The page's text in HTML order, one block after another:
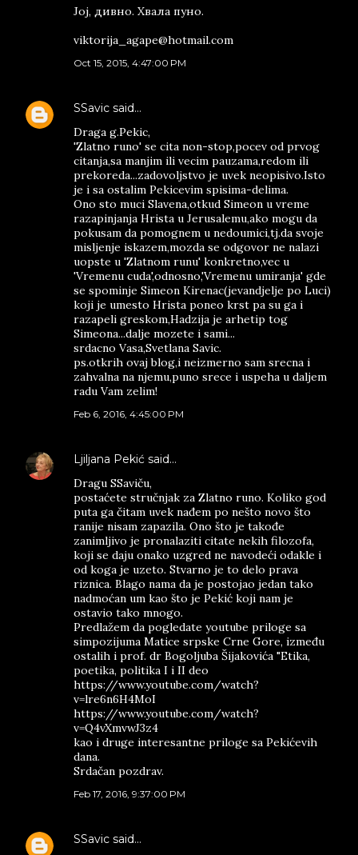
Јој, дивно. Хвала пуно.
viktorija_agape@hotmail.com
Oct 15, 2015, 4:47:00 PM
SSavic said…
Draga g.Pekic,
'Zlatno runo' se cita non-stop,pocev od prvog
citanja,sa manjim ili vecim pauzama,redom ili
prekoreda...zadovoljstvo je uvek neopisivo.Isto
je i sa ostalim Pekicevim spisima-delima.
Ono sto muci Slavena,otkud Simeon u vreme
razapinjanja Hrista u Jerusalemu,ako mogu da
pokusam da pomognem u nedoumici,tj.da svoje
misljenje iskazem,mozda se odgovor ne nalazi
uopste u 'Zlatnom runu' konkretno,vec u
'Vremenu cuda',odnosno,'Vremenu umiranja' gde
se spominje Simeon Kirenac(jevandjelje po Luci)
koji je umesto Hrista poneo krst pa su ga i
razapeli greskom,Hadzija je arhetip tog
Simeona...dalje mozete i sami...
srdacno Vasa,Svetlana Savic.
ps.otkrih ovaj blog,i neizmerno sam srecna i
zahvalna na njemu,puno srece i uspeha u daljem
radu Vam zelim!
Feb 6, 2016, 4:45:00 PM
Ljiljana Pekić said…
Dragu SSaviču,
postaćete stručnjak za Zlatno runo. Koliko god
puta ga čitam uvek nađem po nešto novo što
ranije nisam zapazila. Ono što je takođe
zanimljivo je pronalaziti citate nekih filozofa,
koji se daju onako uzgred ne navodeći odakle i
od koga je uzeto. Stvarno je to delo prava
riznica. Blago nama da je postojao jedan tako
nadmoćan um kao što je Pekić koji nam je
ostavio tako mnogo.
Predlažem da pogledate youtube priloge sa
simpozijuma Matice srpske Crne Gore, između
ostalih i prof. dr Bogoljuba Šijakovića "Etika,
poetika, politika I i II deo
https://www.youtube.com/watch?
v=lre6n6H4MoI
https://www.youtube.com/watch?
v=Q4vXmvwJ3z4
kao i druge interesantne priloge sa Pekićevih
dana.
Srdačan pozdrav.
Feb 17, 2016, 9:37:00 PM
SSavic said…